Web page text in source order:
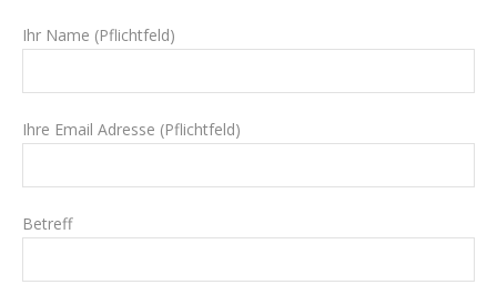
Ihr Name (Pflichtfeld)
Ihre Email Adresse (Pflichtfeld)
Betreff